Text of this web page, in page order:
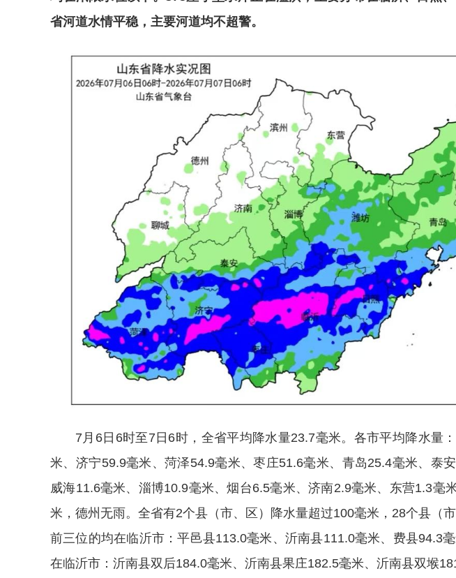
省河道水情平稳，主要河道均不超警。
7月6日6时至7日6时，全省平均降水量23.7毫米。各市平均降水量
米、济宁59.9毫米、菏泽54.9毫米、枣庄51.6毫米、青岛25.4毫米、泰
威海11.6毫米、淄博10.9毫米、烟台6.5毫米、济南2.9毫米、东营1.3毫
米，德州无雨。全省有2个县（市、区）降水量超过100毫米，28个县（
前三位的均在临沂市：平邑县113.0毫米、沂南县111.0毫米、费县94.3
在临沂市：沂南县双后184.0毫米、沂南县果庄182.5毫米、沂南县双堠